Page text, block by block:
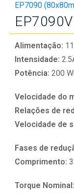
EP7090
Alimentação:
Intensidade:
Potência: 200
Velocidade do
Relações de
Velocidade de
Fases de
Comprimento:
Torque Nominal: